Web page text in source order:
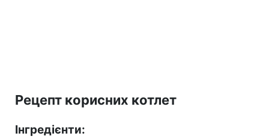
Рецепт корисних котлет
Інгредієнти: